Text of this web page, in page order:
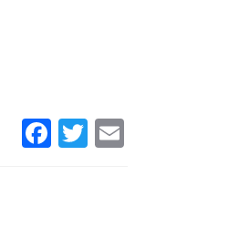
Facebook
Twitter